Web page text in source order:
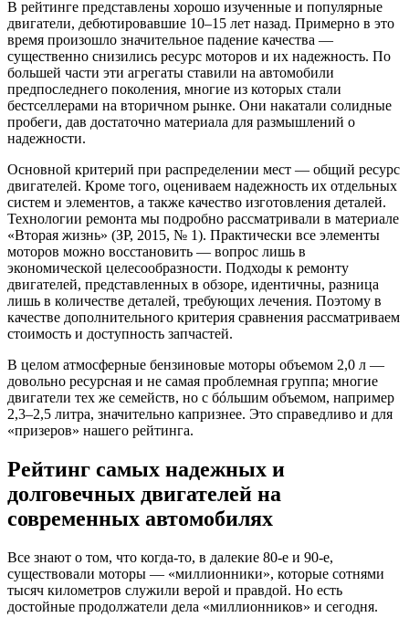
В рейтинге представлены хорошо изученные и популярные
двигатели, дебютировавшие 10–15 лет назад. Примерно в это
время произошло значительное падение качества —
существенно снизились ресурс моторов и их надежность. По
большей части эти агрегаты ставили на автомобили
предпоследнего поколения, многие из которых стали
бестселлерами на вторичном рынке. Они накатали солидные
пробеги, дав достаточно материала для размышлений о
надежности.
Основной критерий при распределении мест — общий ресурс
двигателей. Кроме того, оцениваем надежность их отдельных
систем и элементов, а также качество изготовления деталей.
Технологии ремонта мы подробно рассматривали в материале
«Вторая жизнь» (ЗР, 2015, № 1). Практически все элементы
моторов можно восстановить — вопрос лишь в
экономической целесообразности. Подходы к ремонту
двигателей, представленных в обзоре, идентичны, разница
лишь в количестве деталей, требующих лечения. Поэтому в
качестве дополнительного критерия сравнения рассматриваем
стоимость и доступность запчастей.
В целом атмосферные бензиновые моторы объемом 2,0 л —
довольно ресурсная и не самая проблемная группа; многие
двигатели тех же семейств, но с бóльшим объемом, например
2,3–2,5 литра, значительно капризнее. Это справедливо и для
«призеров» нашего рейтинга.
Рейтинг самых надежных и
долговечных двигателей на
современных автомобилях
Все знают о том, что когда-то, в далекие 80-е и 90-е,
существовали моторы — «миллионники», которые сотнями
тысяч километров служили верой и правдой. Но есть
достойные продолжатели дела «миллионников» и сегодня.